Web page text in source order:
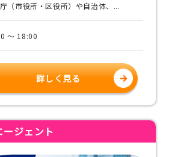
（市役所・区役所）や自治体、...
～ 18:00
詳しく見る
ジェント